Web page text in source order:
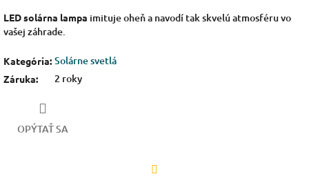
LED solárna lampa imituje oheň a navodí tak skvelú atmosféru vo
vašej záhrade.
Kategória: Solárne svetlá
Záruka: 2 roky
OPÝTAŤ SA